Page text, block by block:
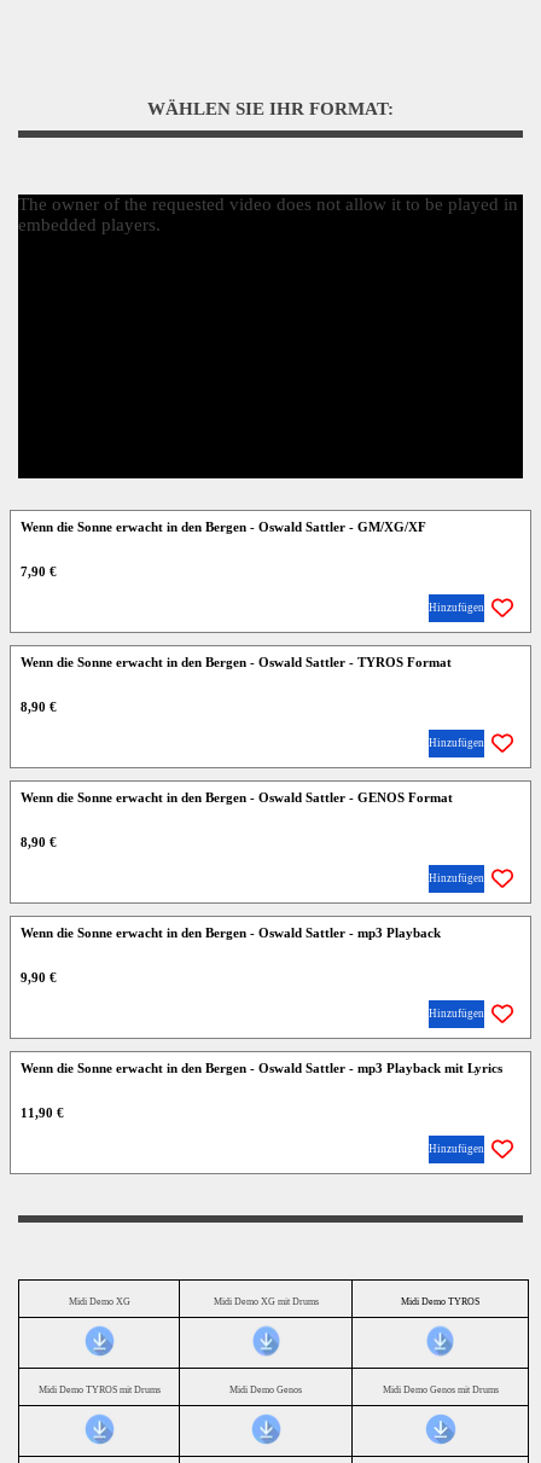
WÄHLEN SIE IHR FORMAT:
The owner of the requested video does not allow it to be played in
embedded players.
Wenn die Sonne erwacht in den Bergen - Oswald Sattler - GM/XG/XF
7,90 €
Hinzufügen
Wenn die Sonne erwacht in den Bergen - Oswald Sattler - TYROS Format
8,90 €
Hinzufügen
Wenn die Sonne erwacht in den Bergen - Oswald Sattler - GENOS Format
8,90 €
Hinzufügen
Wenn die Sonne erwacht in den Bergen - Oswald Sattler - mp3 Playback
9,90 €
Hinzufügen
Wenn die Sonne erwacht in den Bergen - Oswald Sattler - mp3 Playback mit Lyrics
11,90 €
Hinzufügen
Midi Demo XG Midi Demo XG mit Drums Midi Demo TYROS
Midi Demo TYROS mit Drums Midi Demo Genos Midi Demo Genos mit Drums